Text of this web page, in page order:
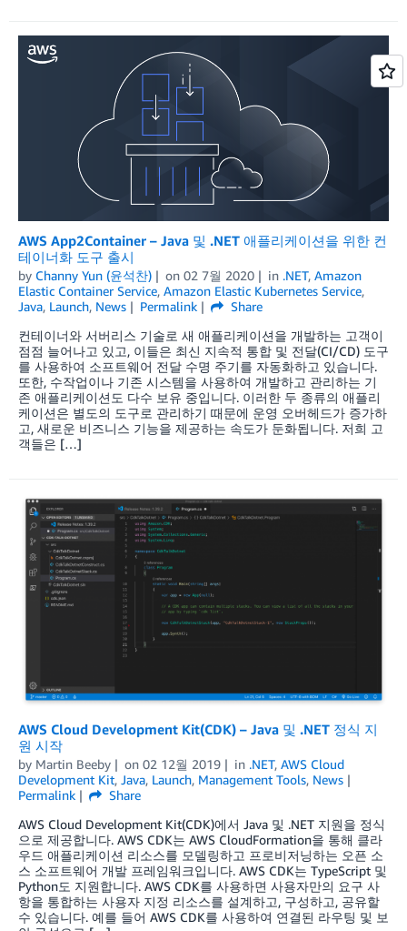
AWS App2Container – Java 및 .NET 애플리케이션을 위한 컨
테이너화 도구 출시
by Channy Yun (윤석찬) on 02 7월 2020 in .NET, Amazon
Elastic Container Service, Amazon Elastic Kubernetes Service,
Java, Launch, News Permalink
Share
컨테이너와 서버리스 기술로 새 애플리케이션을 개발하는 고객이
점점 늘어나고 있고, 이들은 최신 지속적 통합 및 전달(CI/CD) 도구
를 사용하여 소프트웨어 전달 수명 주기를 자동화하고 있습니다.
또한, 수작업이나 기존 시스템을 사용하여 개발하고 관리하는 기
존 애플리케이션도 다수 보유 중입니다. 이러한 두 종류의 애플리
케이션은 별도의 도구로 관리하기 때문에 운영 오버헤드가 증가하
고, 새로운 비즈니스 기능을 제공하는 속도가 둔화됩니다. 저희 고
객들은 […]
AWS Cloud Development Kit(CDK) – Java 및 .NET 정식 지
원 시작
by Martin Beeby on 02 12월 2019 in .NET, AWS Cloud
Development Kit, Java, Launch, Management Tools, News
Permalink
Share
AWS Cloud Development Kit(CDK)에서 Java 및 .NET 지원을 정식
으로 제공합니다. AWS CDK는 AWS CloudFormation을 통해 클라
우드 애플리케이션 리소스를 모델링하고 프로비저닝하는 오픈 소
스 소프트웨어 개발 프레임워크입니다. AWS CDK는 TypeScript 및
Python도 지원합니다. AWS CDK를 사용하면 사용자만의 요구 사
항을 통합하는 사용자 지정 리소스를 설계하고, 구성하고, 공유할
수 있습니다. 예를 들어 AWS CDK를 사용하여 연결된 라우팅 및 보